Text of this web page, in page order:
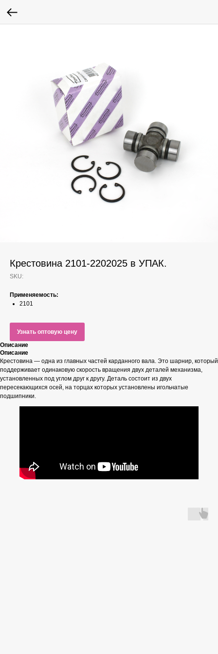
Крестовина 2101-2202025 в УПАК.
SKU:
Применяемость:
2101
Узнать оптовую цену
Описание
Описание
Крестовина — одна из главных частей карданного вала. Это шарнир, который
поддерживает одинаковую скорость вращения двух деталей механизма,
установленных под углом друг к другу. Деталь состоит из двух
пересекающихся осей, на торцах которых установлены игольчатые
подшипники.